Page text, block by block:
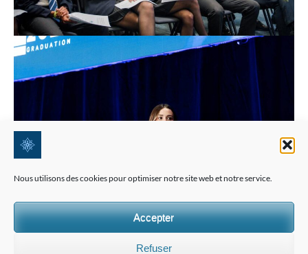
Nous utilisons des cookies pour optimiser notre site web et notre service.
Accepter
Refuser